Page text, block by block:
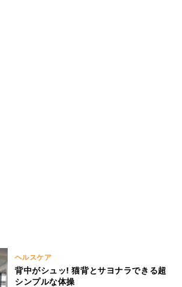
ヘルスケア
背中がシュッ! 猫背とサヨナラできる超
シンプルな体操